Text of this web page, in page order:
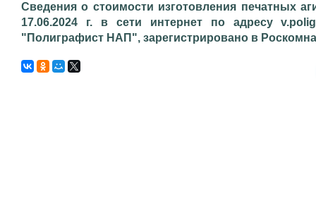
Сведения о стоимости изготовления печатных
17.06.2024 г. в сети интернет по адресу
"Полиграфист НАП", зарегистрировано в